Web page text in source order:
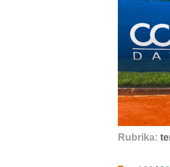
Rubrika: